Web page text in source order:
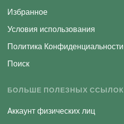
Избранное
Условия использования
Политика Конфиденциальности
Поиск
БОЛЬШЕ ПОЛЕЗНЫХ ССЫЛОК
Aккаунт физических лиц